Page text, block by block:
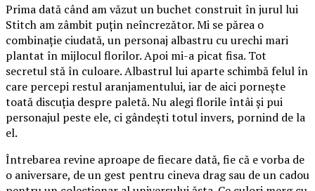
Prima dată când am văzut un buchet construit în jurul lui
Stitch am zâmbit puțin neîncrezător. Mi se părea o
combinație ciudată, un personaj albastru cu urechi mari
plantat în mijlocul florilor. Apoi mi-a picat fisa. Tot
secretul stă în culoare. Albastrul lui aparte schimbă felul în
care percepi restul aranjamentului, iar de aici pornește
toată discuția despre paletă. Nu alegi florile întâi și pui
personajul peste ele, ci gândești totul invers, pornind de la
el.
Întrebarea revine aproape de fiecare dată, fie că e vorba de
o aniversare, de un gest pentru cineva drag sau de un cadou